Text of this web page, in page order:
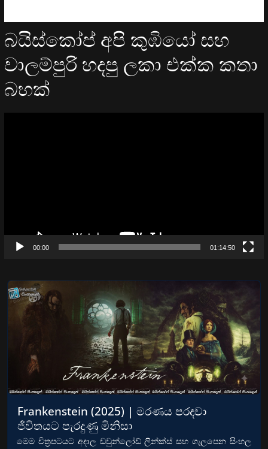
බයිස්කෝප් අපි කුඹියෝ සහ
වාලම්පුරි හදපු ලකා එක්ක කතා
බහක්
00:00 01:14:50
Frankenstein (2025) | මරණය පරදවා
ජිවිතයට පැරදුණු මිනිසා
මෙම චිත්‍රපටයට අදාල ඩවුන්ලෝඩ් ලින්ක්ස් සහ ගැලපෙන සිංහල